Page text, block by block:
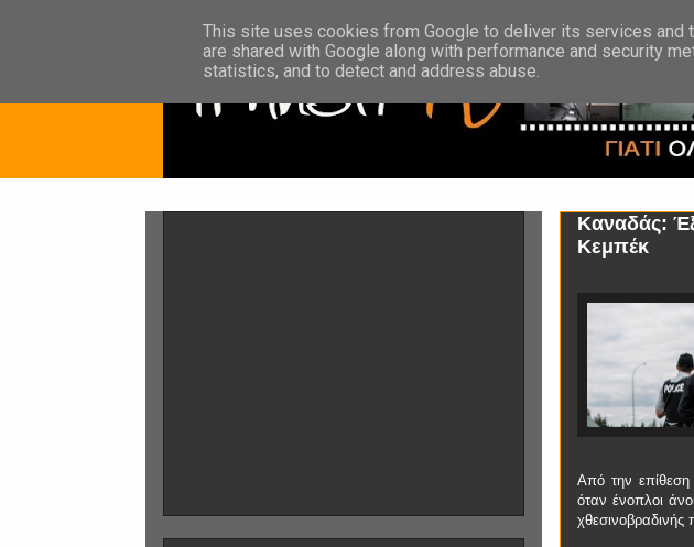
Καναδάς:
Κεμπέκ
Από την
όταν ένοπλοι
χθεσινοβραδινής
This site uses cookies from Google to deliver its services and
are shared with Google along with performance and security
statistics, and to detect and address abuse.